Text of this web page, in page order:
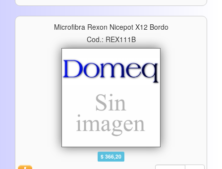
Microfibra Rexon Nicepot X12 Bordo
Cod.: REX111B
$ 366,20